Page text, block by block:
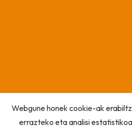
Webgune honek cookie-ak
errazteko eta analisi